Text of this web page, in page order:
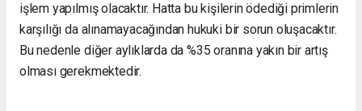
işlem yapılmış olacaktır. Hatta bu kişilerin ödediği primlerin
karşılığı da alınamayacağından hukuki bir sorun oluşacaktır.
Bu nedenle diğer aylıklarda da %35 oranına yakın bir artış
olması gerekmektedir.